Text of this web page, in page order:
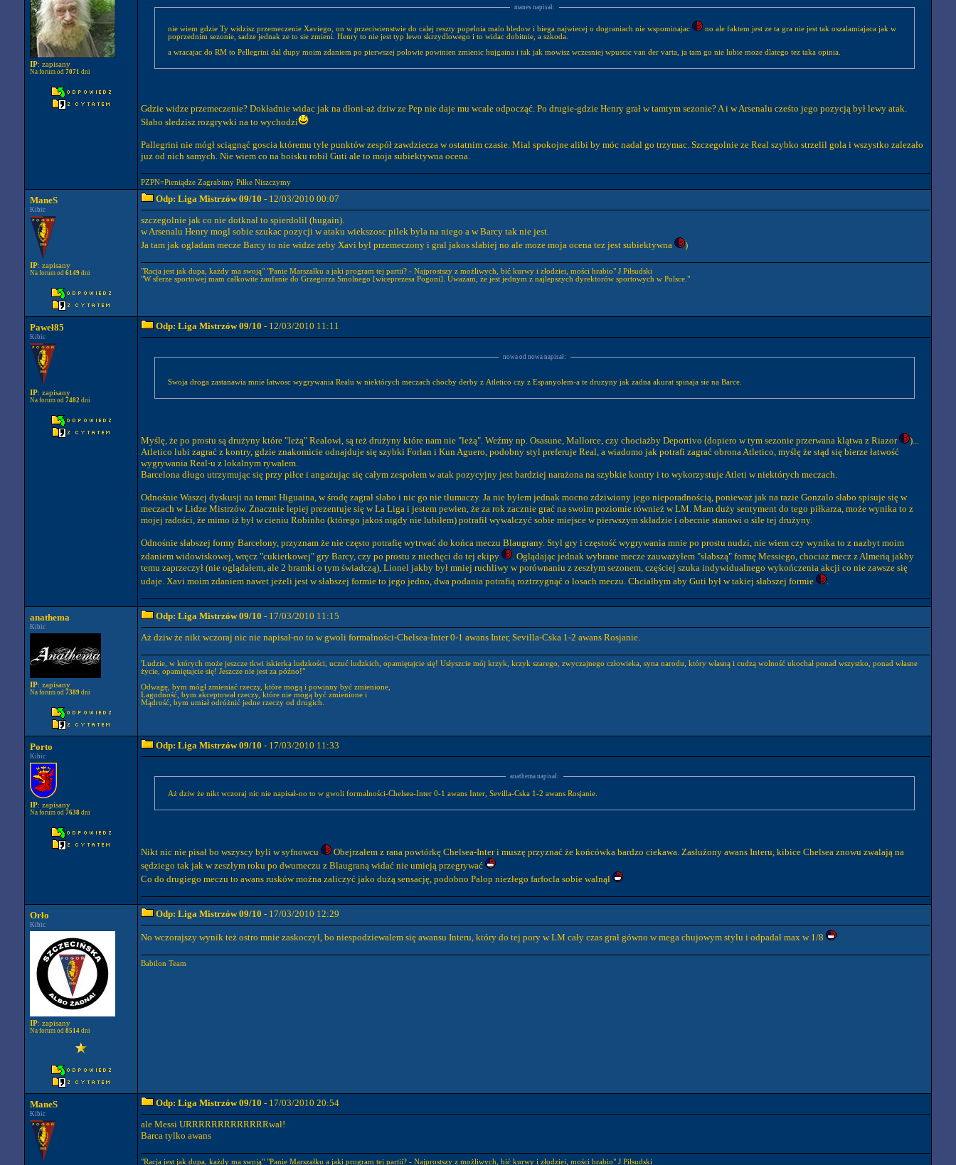
IP: zapisany
Na forum od 7071 dni
manes napisał:
nie wiem gdzie Ty widzisz przemeczenie Xaviego, on w przeciwienstwie do calej reszty popelnia malo bledow i biega najwiecej o dograniach nie wspominajac
no ale faktem jest ze ta gra nie jest tak oszalamiajaca jak w
poprzednim sezonie, sadze jednak ze to sie zmieni. Henry to nie jest typ lewo skrzydlowego i to widac dobitnie, a szkoda.
a wracajac do RM to Pellegrini dal dupy moim zdaniem po pierwszej polowie powinien zmienic hujgaina i tak jak mowisz wczesniej wpuscic van der varta, ja tam go nie lubie moze dlatego tez taka opinia.
Gdzie widze przemeczenie? Dokładnie widac jak na dłoni-aż dziw ze Pep nie daje mu wcale odpocząć. Po drugie-gdzie Henry grał w tamtym sezonie? A i w Arsenalu cześto jego pozycją był lewy atak.
Słabo sledzisz rozgrywki na to wychodzi
Pallegrini nie mógł sciągnąć goscia któremu tyle punktów zespół zawdziecza w ostatnim czasie. Mial spokojne alibi by móc nadal go trzymac. Szczegolnie ze Real szybko strzelil gola i wszystko zalezało
juz od nich samych. Nie wiem co na boisku robił Guti ale to moja subiektywna ocena.
PZPN=Pieniądze Zagrabimy Piłke Niszczymy
ManeS
Kibic
IP: zapisany
Na forum od 6149 dni
Odp: Liga Mistrzów 09/10 - 12/03/2010 00:07
szczegolnie jak co nie dotknal to spierdolil (hugain).
w Arsenalu Henry mogl sobie szukac pozycji w ataku wiekszosc pilek byla na niego a w Barcy tak nie jest.
Ja tam jak ogladam mecze Barcy to nie widze zeby Xavi byl przemeczony i gral jakos slabiej no ale moze moja ocena tez jest subiektywna
)
"Racja jest jak dupa, każdy ma swoją" "Panie Marszałku a jaki program tej partii? - Najprostszy z możliwych, bić kurwy i złodziei, mości hrabio" J Piłsudski
"W sferze sportowej mam całkowite zaufanie do Grzegorza Smolnego [wiceprezesa Pogoni]. Uważam, że jest jednym z najlepszych dyrektorów sportowych w Polsce."
Paweł85
Kibic
IP: zapisany
Na forum od 7482 dni
Odp: Liga Mistrzów 09/10 - 12/03/2010 11:11
nowa od nowa napisał:
Swoja droga zastanawia mnie łatwosc wygrywania Realu w niektórych meczach chocby derby z Atletico czy z Espanyolem-a te druzyny jak zadna akurat spinaja sie na Barce.
Myślę, że po prostu są drużyny które "leżą" Realowi, są też drużyny które nam nie "leżą". Weźmy np. Osasune, Mallorce, czy chociażby Deportivo (dopiero w tym sezonie przerwana klątwa z Riazor
)...
Atletico lubi zagrać z kontry, gdzie znakomicie odnajduje się szybki Forlan i Kun Aguero, podobny styl preferuje Real, a wiadomo jak potrafi zagrać obrona Atletico, myślę że stąd się bierze łatwość
wygrywania Real-u z lokalnym rywalem.
Barcelona długo utrzymując się przy piłce i angażując się całym zespołem w atak pozycyjny jest bardziej narażona na szybkie kontry i to wykorzystuje Atleti w niektórych meczach.
Odnośnie Waszej dyskusji na temat Higuaina, w środę zagrał słabo i nic go nie tłumaczy. Ja nie byłem jednak mocno zdziwiony jego nieporadnością, ponieważ jak na razie Gonzalo słabo spisuje się w
meczach w Lidze Mistrzów. Znacznie lepiej prezentuje się w La Liga i jestem pewien, że za rok zacznie grać na swoim poziomie również w LM. Mam duży sentyment do tego piłkarza, może wynika to z
mojej radości, że mimo iż był w cieniu Robinho (którego jakoś nigdy nie lubiłem) potrafił wywalczyć sobie miejsce w pierwszym składzie i obecnie stanowi o sile tej drużyny.
Odnośnie słabszej formy Barcelony, przyznam że nie często potrafię wytrwać do końca meczu Blaugrany. Styl gry i częstość wygrywania mnie po prostu nudzi, nie wiem czy wynika to z nazbyt moim
zdaniem widowiskowej, wręcz "cukierkowej" gry Barcy, czy po prostu z niechęci do tej ekipy
. Oglądając jednak wybrane mecze zauważyłem "słabszą" formę Messiego, chociaż mecz z Almerią jakby
temu zaprzeczył (nie oglądałem, ale 2 bramki o tym świadczą), Lionel jakby był mniej ruchliwy w porównaniu z zeszłym sezonem, częściej szuka indywidualnego wykończenia akcji co nie zawsze się
udaje. Xavi moim zdaniem nawet jeżeli jest w słabszej formie to jego jedno, dwa podania potrafią roztrzygnąć o losach meczu. Chciałbym aby Guti był w takiej słabszej formie
anathema
Kibic
IP: zapisany
Na forum od 7389 dni
Odp: Liga Mistrzów 09/10 - 17/03/2010 11:15
Aż dziw że nikt wczoraj nic nie napisał-no to w gwoli formalności-Chelsea-Inter 0-1 awans Inter, Sevilla-Cska 1-2 awans Rosjanie.
'Ludzie, w których może jeszcze tkwi iskierka ludzkości, uczuć ludzkich, opamiętajcie się! Usłyszcie mój krzyk, krzyk szarego, zwyczajnego człowieka, syna narodu, który własną i cudzą wolność ukochał ponad wszystko, ponad własne
życie, opamiętajcie się! Jeszcze nie jest za późno!"
Odwagę, bym mógł zmieniać rzeczy, które mogą i powinny być zmienione,
Łagodność, bym akceptował rzeczy, które nie mogą być zmienione i
Mądrość, bym umiał odróżnić jedne rzeczy od drugich.
Porto
Kibic
IP: zapisany
Na forum od 7638 dni
Odp: Liga Mistrzów 09/10 - 17/03/2010 11:33
anathema napisał:
Aż dziw że nikt wczoraj nic nie napisał-no to w gwoli formalności-Chelsea-Inter 0-1 awans Inter, Sevilla-Cska 1-2 awans Rosjanie.
Nikt nic nie pisał bo wszyscy byli w syfnowcu
Obejrzałem z rana powtórkę Chelsea-Inter i muszę przyznać że końcówka bardzo ciekawa. Zasłużony awans Interu, kibice Chelsea znowu zwalają na
sędziego tak jak w zeszłym roku po dwumeczu z Blaugraną widać nie umieją przegrywać
Co do drugiego meczu to awans rusków można zaliczyć jako dużą sensację, podobno Palop niezłego farfocla sobie walnął
Orło
Kibic
IP: zapisany
Na forum od 8514 dni
Odp: Liga Mistrzów 09/10 - 17/03/2010 12:29
No wczorajszy wynik też ostro mnie zaskoczył, bo niespodziewalem się awansu Interu, który do tej pory w LM cały czas grał gówno w mega chujowym stylu i odpadał max w 1/8
Babilon Team
ManeS
Kibic
Odp: Liga Mistrzów 09/10 - 17/03/2010 20:54
ale Messi URRRRRRRRRRRRRwał!
Barca tylko awans
"Racja jest jak dupa, każdy ma swoją" "Panie Marszałku a jaki program tej partii? - Najprostszy z możliwych, bić kurwy i złodziei, mości hrabio" J Piłsudski